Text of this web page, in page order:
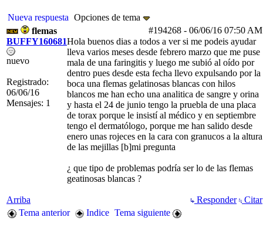
Nueva respuesta Opciones de tema
#194268 - 06/06/16 07:50 AM
flemas
BUFFY160681
nuevo
Registrado:
06/06/16
Mensajes: 1
Hola buenos dias a todos a ver si me podeis ayudar
lleva varios meses desde febrero marzo que me puse
mala de una faringitis y luego me subió al oído por
dentro pues desde esta fecha llevo expulsando por la
boca una flemas gelatinosas blancas con hilos
blancos me han echo una analitica de sangre y orina
y hasta el 24 de junio tengo la pruebla de una placa
de torax porque le insistí al médico y en septiembre
tengo el dermatólogo, porque me han salido desde
enero unas rojeces en la cara con granucos a la altura
de las mejillas [b]mi pregunta
¿ que tipo de problemas podría ser lo de las flemas
geatinosas blancas ?
Arriba Responder
Citar
Tema anterior
Indice Tema siguiente